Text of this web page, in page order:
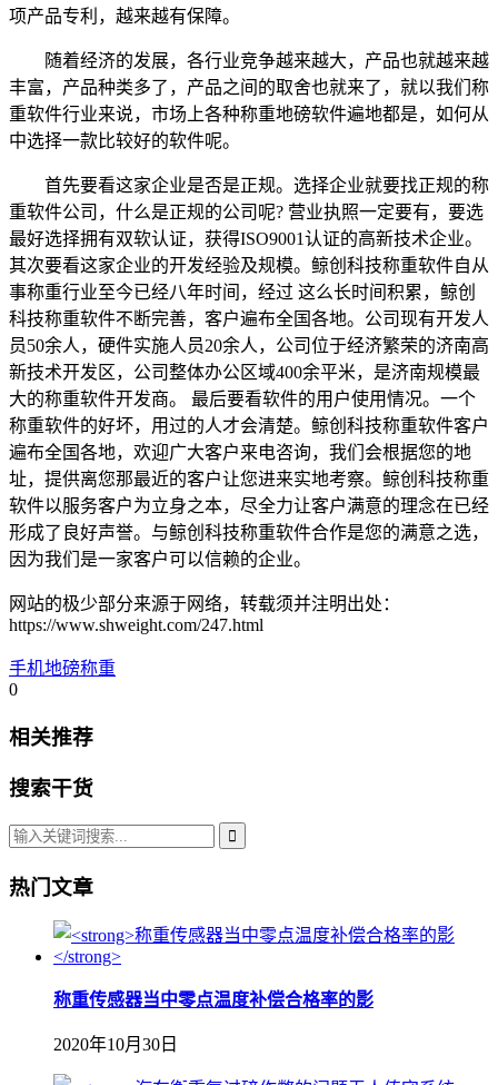
项产品专利，越来越有保障。
随着经济的发展，各行业竞争越来越大，产品也就越来越
丰富，产品种类多了，产品之间的取舍也就来了，就以我们称
重软件行业来说，市场上各种称重地磅软件遍地都是，如何从
中选择一款比较好的软件呢。
首先要看这家企业是否是正规。选择企业就要找正规的称
重软件公司，什么是正规的公司呢? 营业执照一定要有，要选
最好选择拥有双软认证，获得ISO9001认证的高新技术企业。
其次要看这家企业的开发经验及规模。鲸创科技称重软件自从
事称重行业至今已经八年时间，经过 这么长时间积累，鲸创
科技称重软件不断完善，客户遍布全国各地。公司现有开发人
员50余人，硬件实施人员20余人，公司位于经济繁荣的济南高
新技术开发区，公司整体办公区域400余平米，是济南规模最
大的称重软件开发商。 最后要看软件的用户使用情况。一个
称重软件的好坏，用过的人才会清楚。鲸创科技称重软件客户
遍布全国各地，欢迎广大客户来电咨询，我们会根据您的地
址，提供离您那最近的客户让您进来实地考察。鲸创科技称重
软件以服务客户为立身之本，尽全力让客户满意的理念在已经
形成了良好声誉。与鲸创科技称重软件合作是您的满意之选，
因为我们是一家客户可以信赖的企业。
网站的极少部分来源于网络，转载须并注明出处：
https://www.shweight.com/247.html
手机地磅称重
0
相关推荐
搜索干货
热门文章
称重传感器当中零点温度补偿合格率的影
2020年10月30日